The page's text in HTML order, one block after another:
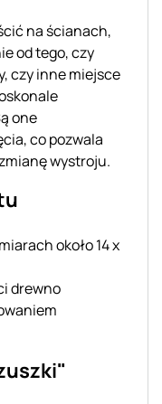
na ścianach,
od tego, czy
czy inne miejsce
one
co pozwala
wystroju.
około 14 x
drewno